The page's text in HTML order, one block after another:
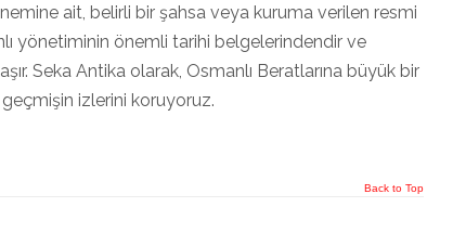
ait, belirli bir şahsa veya kuruma verilen resmi
yönetiminin önemli tarihi belgelerindendir ve
Seka Antika olarak, Osmanlı Beratlarına büyük bir
izlerini koruyoruz.
Back to Top